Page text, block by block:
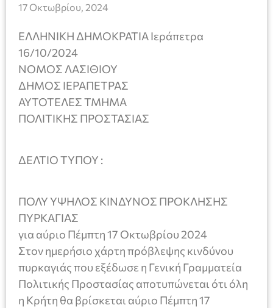
17 Οκτωβρίου, 2024
ΕΛΛΗΝΙΚΗ ΔΗΜΟΚΡΑΤΙΑ Ιεράπετρα
16/10/2024
ΝΟΜΟΣ ΛΑΣΙΘΙΟΥ
ΔΗΜΟΣ ΙΕΡΑΠΕΤΡΑΣ
ΑΥΤΟΤΕΛΕΣ ΤΜΗΜΑ
ΠΟΛΙΤΙΚΗΣ ΠΡΟΣΤΑΣΙΑΣ
ΔΕΛΤΙΟ ΤΥΠΟΥ :
ΠΟΛΥ ΥΨΗΛΟΣ ΚΙΝΔΥΝΟΣ ΠΡΟΚΛΗΣΗΣ
ΠΥΡΚΑΓΙΑΣ
για αύριο Πέμπτη 17 Οκτωβρίου 2024
Στον ημερήσιο χάρτη πρόβλεψης κινδύνου
πυρκαγιάς που εξέδωσε η Γενική Γραμματεία
Πολιτικής Προστασίας αποτυπώνεται ότι όλη
η Κρήτη θα βρίσκεται αύριο Πέμπτη 17